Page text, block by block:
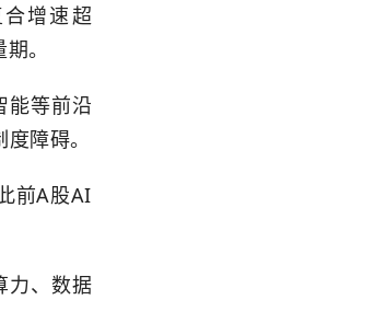
增速超
。
能等前沿
障碍。
前A股AI
力、数据